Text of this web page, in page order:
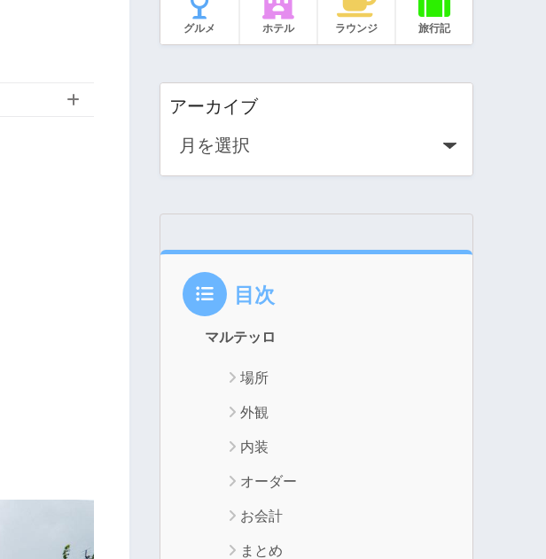
グルメ ホテル ラウンジ 旅行記
アーカイブ
目次
マルテッロ
場所
外観
内装
オーダー
お会計
まとめ